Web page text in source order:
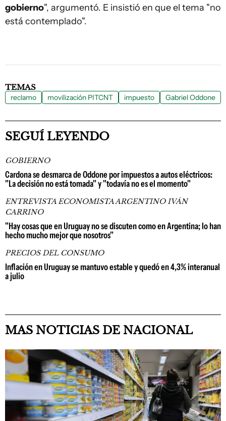
gobierno", argumentó. E insistió en que el tema "no
está contemplado".
TEMAS
reclamo movilización PITCNT impuesto Gabriel Oddone
SEGUÍ LEYENDO
GOBIERNO
Cardona se desmarca de Oddone por impuestos a autos eléctricos:
"La decisión no está tomada" y "todavía no es el momento"
ENTREVISTA ECONOMISTA ARGENTINO IVÁN
CARRINO
"Hay cosas que en Uruguay no se discuten como en Argentina; lo han
hecho mucho mejor que nosotros"
PRECIOS DEL CONSUMO
Inflación en Uruguay se mantuvo estable y quedó en 4,3% interanual
a julio
MAS NOTICIAS DE NACIONAL